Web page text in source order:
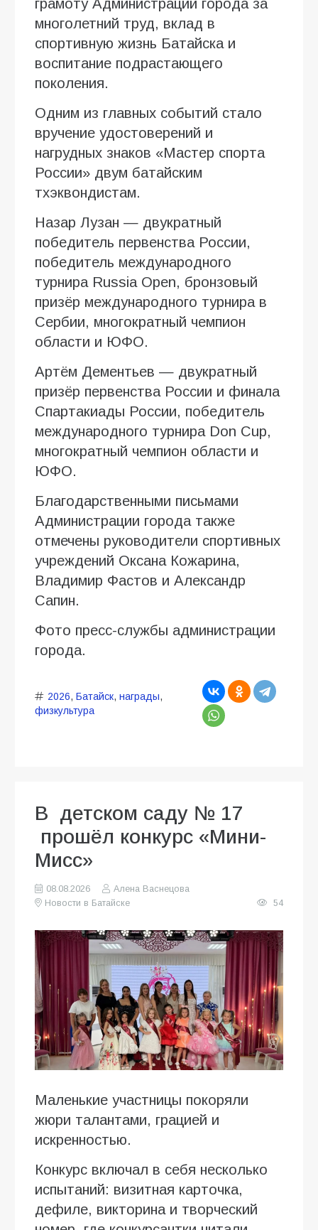
грамоту Администрации города за
многолетний труд, вклад в
спортивную жизнь Батайска и
воспитание подрастающего
поколения.
Одним из главных событий стало
вручение удостоверений и
нагрудных знаков «Мастер спорта
России» двум батайским
тхэквондистам.
Назар Лузан — двукратный
победитель первенства России,
победитель международного
турнира Russia Open, бронзовый
призёр международного турнира в
Сербии, многократный чемпион
области и ЮФО.
Артём Дементьев — двукратный
призёр первенства России и финала
Спартакиады России, победитель
международного турнира Don Cup,
многократный чемпион области и
ЮФО.
Благодарственными письмами
Администрации города также
отмечены руководители спортивных
учреждений Оксана Кожарина,
Владимир Фастов и Александр
Сапин.
Фото пресс-службы администрации
города.
2026, Батайск, награды,
физкультура
В детском саду № 17
прошёл конкурс «Мини-
Мисс»
08.08.2026
Алена Васнецова
Новости в Батайске
54
Маленькие участницы покоряли
жюри талантами, грацией и
искренностью.
Конкурс включал в себя несколько
испытаний: визитная карточка,
дефиле, викторина и творческий